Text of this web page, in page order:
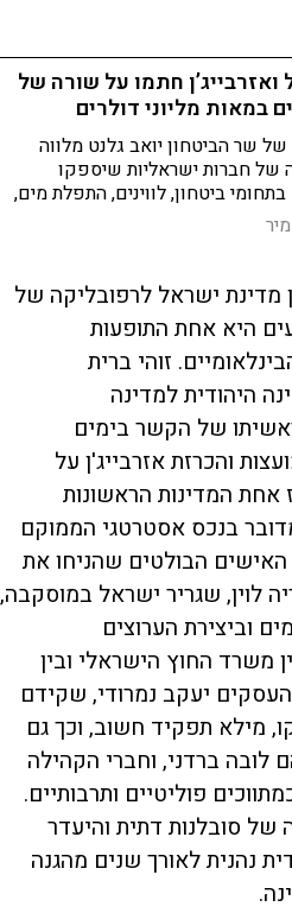
ואזרבייג’ן חתמו על שורה של
במאות מליוני דולרים
של שר הביטחון יואב גלנט מלווה
של חברות ישראליות שיספקו
ביטחון, לווינים, התפלת מים,
ומכוני מחקר
מדינת ישראל לרפובליקה של
היא אחת התופעות
זוהי ברית
היהודית למדינה
של הקשר בימים
והכרזת אזרבייג'ן על
המדינות הראשונות
בנכס אסטרטגי הממוקם
האישים הבולטים שהניחו את
לוין, שגריר ישראל במוסקבה,
וביצירת הערוצים
משרד החוץ הישראלי ובין
יעקב נמרודי, שקידם
מילא תפקיד חשוב, וכך גם
לובה ברדני, וחברי הקהילה
פוליטיים ותרבותיים.
של סובלנות דתית והיעדר
נהנית לאורך שנים מהגנה